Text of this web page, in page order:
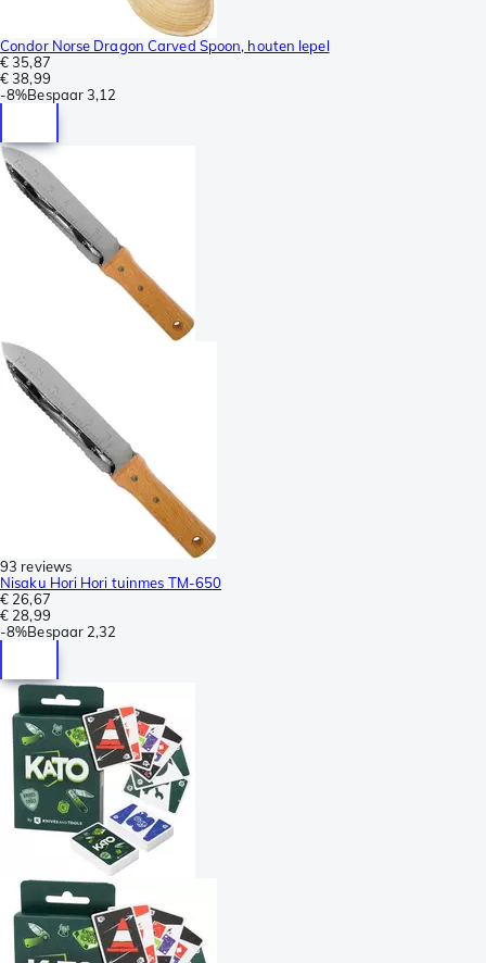
Condor Norse Dragon Carved Spoon, houten lepel
€ 35,87
€ 38,99
-8%Bespaar3,12
93 reviews
Nisaku Hori Hori tuinmes TM-650
€ 26,67
€ 28,99
-8%Bespaar 2,32